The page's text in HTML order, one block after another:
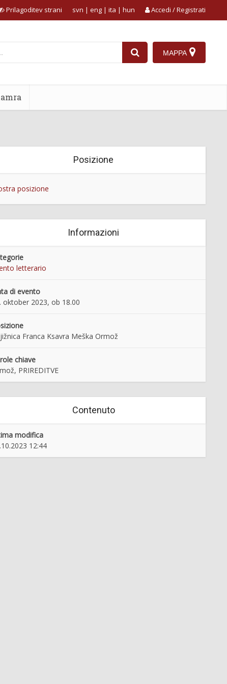
Prilagoditev strani Accedi / Registrati
svn | eng | ita | hun
MAPPA
Posizione
posizione
Informazioni
letterario
di evento
oktober 2023, ob 18.00
Franca Ksavra Meška Ormož
chiave
PRIREDITVE
Contenuto
modifica
12:44